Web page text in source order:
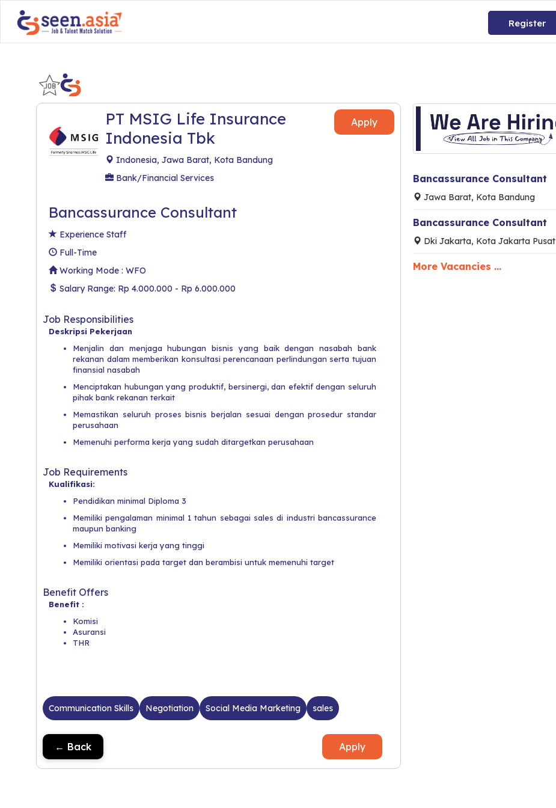
Register
PT MSIG Life Insurance
Indonesia Tbk
Indonesia, Jawa Barat, Kota Bandung
Bank/Financial Services
Apply
Bancassurance Consultant
Experience Staff
Full-Time
Working Mode : WFO
Salary Range: Rp 4.000.000 - Rp 6.000.000
Job Responsibilities
Deskripsi Pekerjaan
Menjalin dan menjaga hubungan bisnis yang baik dengan nasabah bank
rekanan dalam memberikan konsultasi perencanaan perlindungan serta tujuan
finansial nasabah
Menciptakan hubungan yang produktif, bersinergi, dan efektif dengan seluruh
pihak bank rekanan terkait
Memastikan seluruh proses bisnis berjalan sesuai dengan prosedur standar
perusahaan
Memenuhi performa kerja yang sudah ditargetkan perusahaan
Job Requirements
Kualifikasi:
Pendidikan minimal Diploma 3
Memiliki pengalaman minimal 1 tahun sebagai sales di industri bancassurance
maupun banking
Memiliki motivasi kerja yang tinggi
Memiliki orientasi pada target dan berambisi untuk memenuhi target
Benefit Offers
Benefit :
Komisi
Asuransi
THR
Communication Skills Negotiation Social Media Marketing sales
← Back Apply
Bancassurance Consultant
Jawa Barat, Kota Bandung
Bancassurance Consultant
Dki Jakarta, Kota Jakarta Pusat
More Vacancies ...